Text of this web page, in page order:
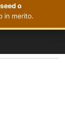
o
in merito.